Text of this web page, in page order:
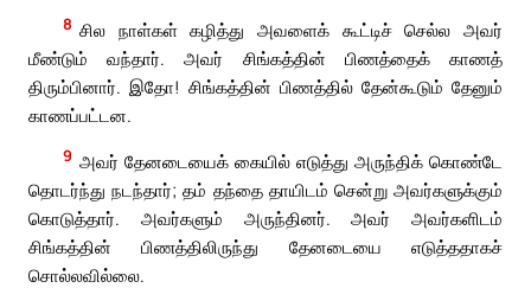
8 சில நாள்கள் கழித்து அவளைக் கூட்டிச் செல்ல அவர்
மீண்டும் வந்தார். அவர் சிங்கத்தின் பிணத்தைக் காணத்
திரும்பினார். இதோ! சிங்கத்தின் பிணத்தில் தேன்கூடும் தேனும்
காணப்பட்டன.
9 அவர் தேனடையைக் கையில் எடுத்து அருந்திக் கொண்டே
தொடர்ந்து நடந்தார்; தம் தந்தை தாயிடம் சென்று அவர்களுக்கும்
கொடுத்தார். அவர்களும் அருந்தினர். அவர் அவர்களிடம்
சிங்கத்தின் பிணத்திலிருந்து தேனடையை எடுத்ததாகச்
சொல்லவில்லை.